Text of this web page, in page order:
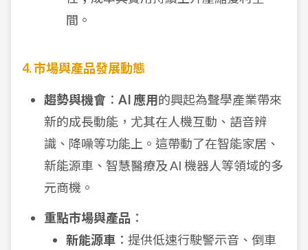
間。
4. 市場與產品發展動態
趨勢與機會 ： AI 應用的興起為聲學產業帶來
新的成長動能，尤其在人機互動、語音辨
識、降噪等功能上。這帶動了在智能家居、
新能源車、智慧醫療及 AI 機器人等領域的多
元商機。
重點市場與產品 ：
新能源車 ：提供低速行駛警示音、倒車